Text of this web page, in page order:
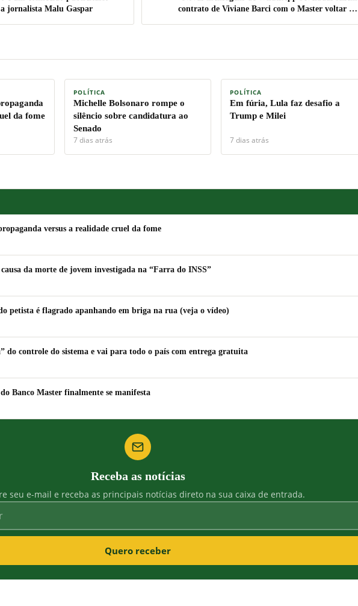
jornalista Malu Gaspar
contrato de Viviane Barci com o Master voltar ao
da fome
POLÍTICA
Michelle Bolsonaro rompe o
silêncio sobre candidatura ao
Senado
7 dias atrás
POLÍTICA
Em fúria, Lula faz desafio a
Trump e Milei
7 dias atrás
versus a realidade cruel da fome
da morte de jovem investigada na “Farra do INSS”
petista é flagrado apanhando em briga na rua (veja o vídeo)
do controle do sistema e vai para todo o país com entrega gratuita
Banco Master finalmente se manifesta
Receba as notícias
seu e-mail e receba as principais notícias direto na sua caixa de entrada.
Quero receber